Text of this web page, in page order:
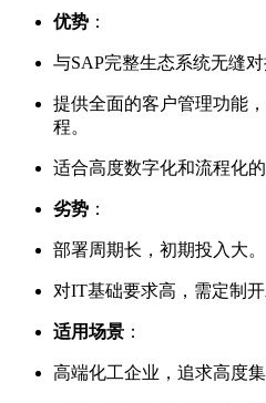
优势 ：
与SAP完整生态系统无缝对
提供全面的客户管理功能
程。
适合高度数字化和流程化的
劣势 ：
部署周期长，初期投入大。
对IT基础要求高，需定制开
适用场景 ：
高端化工企业，追求高度